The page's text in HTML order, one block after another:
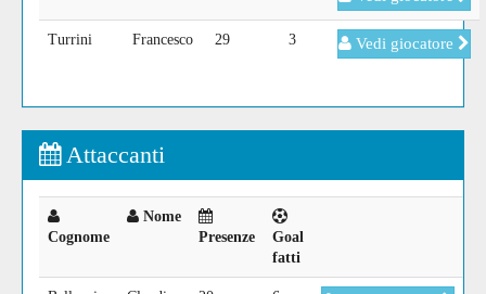
Turrini Francesco 29 3 Vedi giocatore
Attaccanti
Cognome
Nome
Presenze
Goal
fatti